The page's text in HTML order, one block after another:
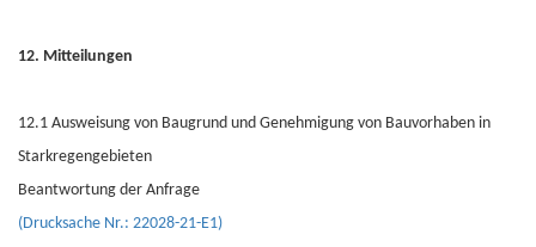
12. Mitteilungen
12.1 Ausweisung von Baugrund und Genehmigung von Bauvorhaben in
Starkregengebieten
Beantwortung der Anfrage
(Drucksache Nr.: 22028-21-E1)